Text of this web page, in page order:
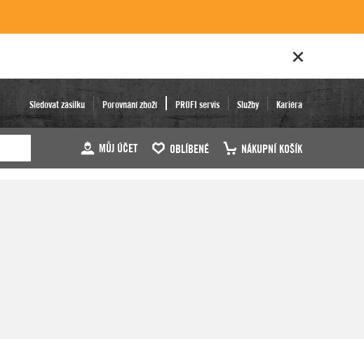
Sledovat zásilku Porovnání zboží PROFI servis Služby Kariéra
MŮJ ÚČET OBLÍBENÉ NÁKUPNÍ KOŠÍK